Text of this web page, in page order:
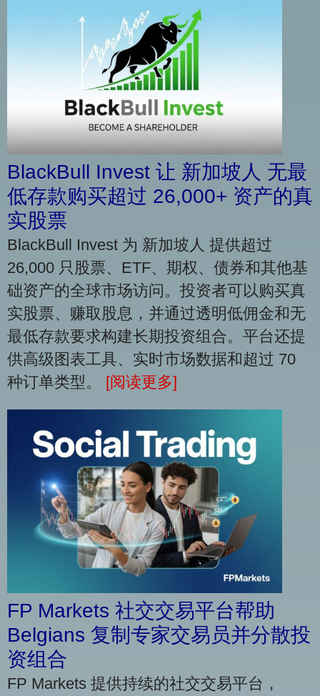
BlackBull Invest 让 新加坡人 无最
低存款购买超过 26,000+ 资产的真
实股票
BlackBull Invest 为 新加坡人 提供超过
26,000 只股票、ETF、期权、债券和其他基
础资产的全球市场访问。投资者可以购买真
实股票、赚取股息，并通过透明低佣金和无
最低存款要求构建长期投资组合。平台还提
供高级图表工具、实时市场数据和超过 70
种订单类型。 [阅读更多]
FP Markets 社交交易平台帮助
Belgians 复制专家交易员并分散投
资组合
FP Markets 提供持续的社交交易平台，